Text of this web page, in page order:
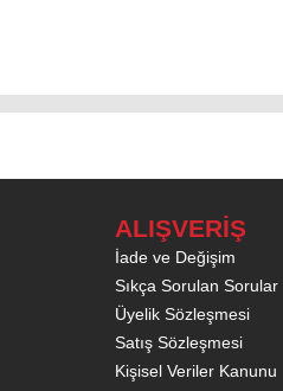
ALIŞVERİŞ
İade ve Değişim
Sıkça Sorulan Sorular
Üyelik Sözleşmesi
Satış Sözleşmesi
Kişisel Veriler Kanunu